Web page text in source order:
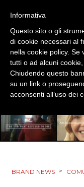
SPONSOR
DESIGN
EVENTI
MOBILE
BRAND NEWS >
Informativa
Questo sito o gli
di cookie necessari al
nella cookie policy. Se
tutti o ad alcuni
Chiudendo questo
su un link o
acconsenti all’uso dei